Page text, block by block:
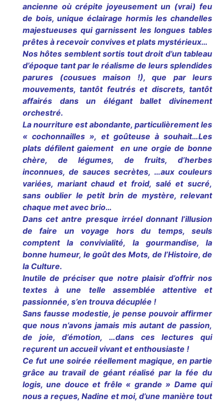
ancienne où crépite joyeusement un (vrai) feu
de bois, unique éclairage hormis les chandelles
majestueuses qui garnissent les longues tables
prêtes à recevoir convives et plats mystérieux…
Nos hôtes semblent sortis tout droit d’un tableau
d’époque tant par le réalisme de leurs splendides
parures (cousues maison !), que par leurs
mouvements, tantôt feutrés et discrets, tantôt
affairés dans un élégant ballet divinement
orchestré.
La nourriture est abondante, particulièrement les
« cochonnailles », et goûteuse à souhait…Les
plats défilent gaiement en une orgie de bonne
chère, de légumes, de fruits, d’herbes
inconnues, de sauces secrètes, …aux couleurs
variées, mariant chaud et froid, salé et sucré,
sans oublier le petit brin de mystère, relevant
chaque met avec brio…
Dans cet antre presque irréel donnant l’illusion
de faire un voyage hors du temps, seuls
comptent la convivialité, la gourmandise, la
bonne humeur, le goût des Mots, de l’Histoire, de
la Culture.
Inutile de préciser que notre plaisir d’offrir nos
textes à une telle assemblée attentive et
passionnée, s’en trouva décuplée !
Sans fausse modestie, je pense pouvoir affirmer
que nous n’avons jamais mis autant de passion,
de joie, d’émotion, …dans ces lectures qui
reçurent un accueil vivant et enthousiaste !
Ce fut une soirée réellement magique, en partie
grâce au travail de géant réalisé par la fée du
logis, une douce et frêle « grande » Dame qui
nous a reçues, Nadine et moi, d’une manière tout